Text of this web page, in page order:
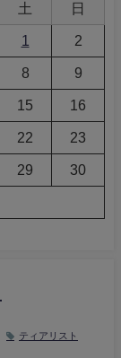
土 日
1 2
8 9
15 16
22 23
29 30
ティアリスト